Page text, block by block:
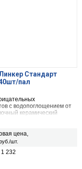
Стандарт
пал
с водопоглощением от
керамический
цена,
шт.
1 232